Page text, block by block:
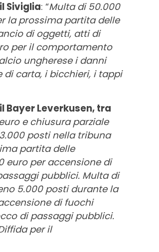
Siviglia: “Multa di 50.000
la prossima partita delle
di oggetti, atti di
per il comportamento
ungherese i danni
di carta, i bicchieri, i tappi
Bayer Leverkusen, tra
e chiusura parziale
posti nella tribuna
partita delle
euro per accensione di
pubblici. Multa di
5.000 posti durante la
di fuochi
di passaggi pubblici.
per il